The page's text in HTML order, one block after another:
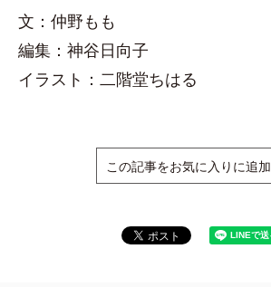
文：仲野もも
編集：神谷日向子
イラスト：二階堂ちはる
この記事をお気に入りに追加